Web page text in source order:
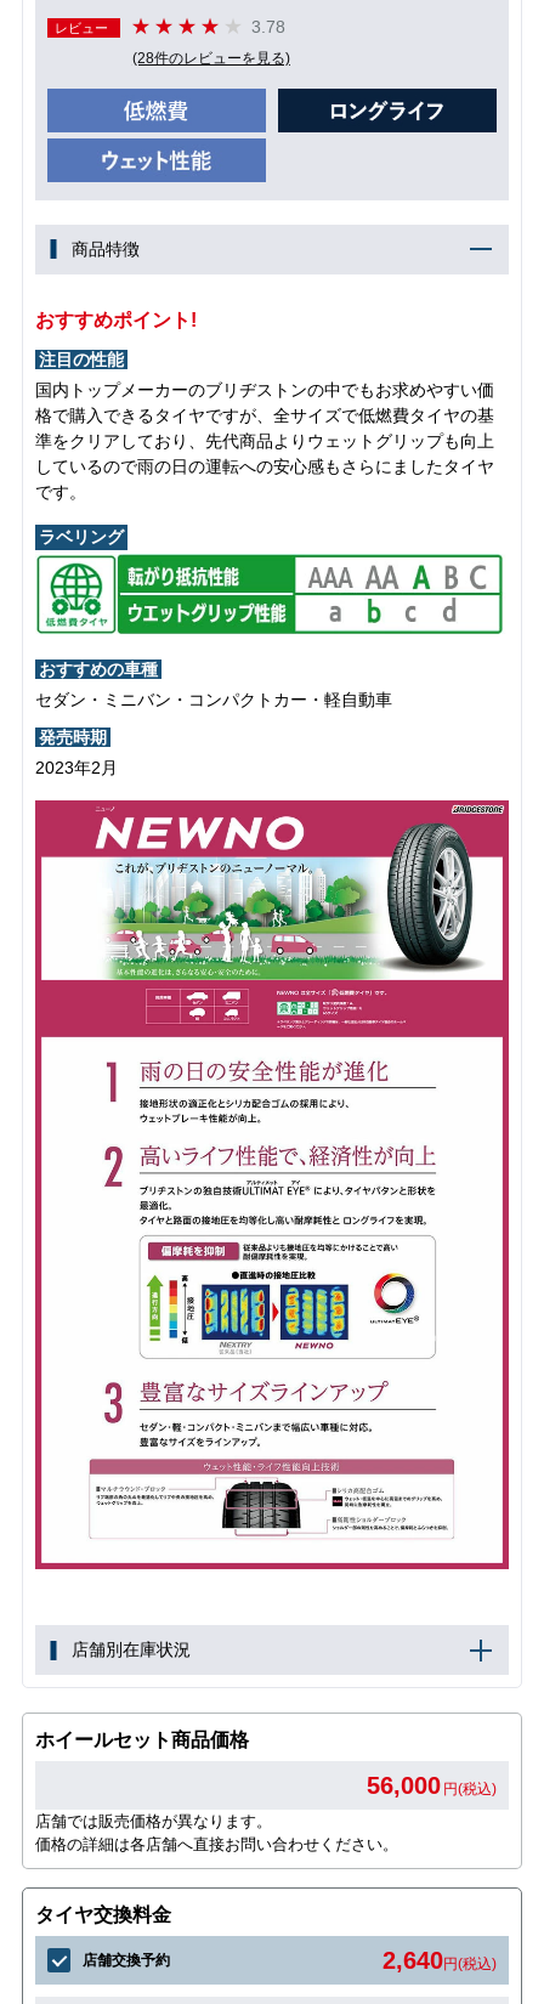
レビュー 3.78
(28件のレビューを見る)
商品特徴
おすすめポイント!
注目の性能
国内トップメーカーのブリヂストンの中でもお求めやすい価
格で購入できるタイヤですが、全サイズで低燃費タイヤの基
準をクリアしており、先代商品よりウェットグリップも向上
しているので雨の日の運転への安心感もさらにましたタイヤ
です。
ラベリング
おすすめの車種
セダン・ミニバン・コンパクトカー・軽自動車
発売時期
2023年2月
店舗別在庫状況
ホイールセット商品価格
56,000 円(税込)
店舗では販売価格が異なります。
価格の詳細は各店舗へ直接お問い合わせください。
タイヤ交換料金
店舗交換予約 2,640円(税込)